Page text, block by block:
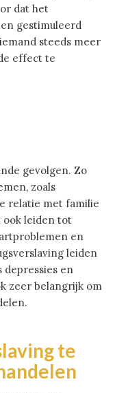
dat het
gestimuleerd
steeds meer
effect te
gevolgen. Zo
zoals
relatie met familie
ook leiden tot
en
leiden
depressies en
zeer belangrijk om
te